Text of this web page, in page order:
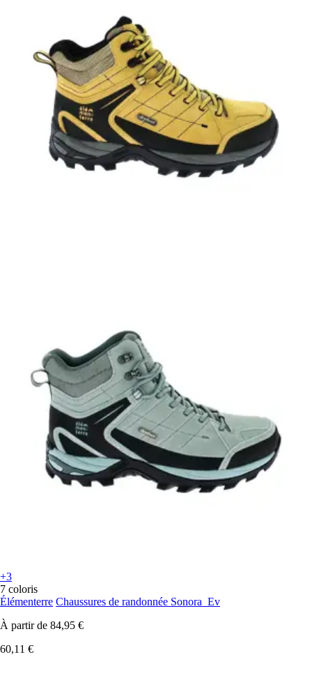
+3
7 coloris
Élémenterre Chaussures de randonnée Sonora_Ev
À partir de 84,95 €
60,11 €